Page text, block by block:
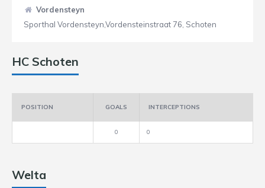
Vordensteyn
Sporthal Vordensteyn,Vordensteinstraat 76, Schoten
HC Schoten
POSITION GOALS INTERCEPTIONS
0 0
Welta